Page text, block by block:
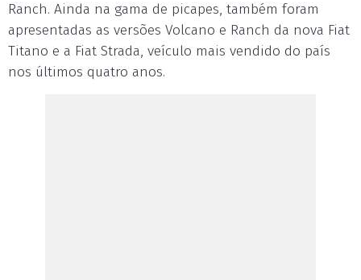
Ranch. Ainda na gama de picapes, também foram
apresentadas as versões Volcano e Ranch da nova Fiat
Titano e a Fiat Strada, veículo mais vendido do país
nos últimos quatro anos.